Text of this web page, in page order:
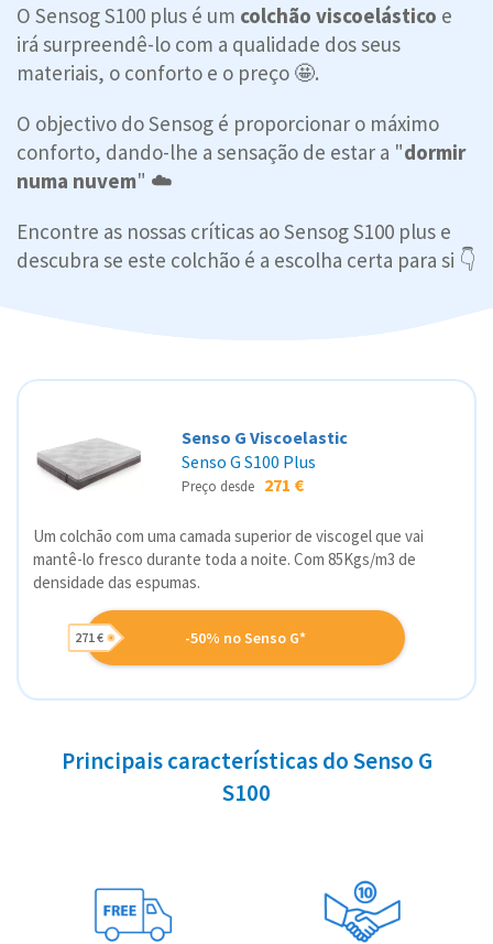
O Sensog S100 plus é um colchão viscoelástico e
irá surpreendê-lo com a qualidade dos seus
materiais, o conforto e o preço 🤩.
O objectivo do Sensog é proporcionar o máximo
conforto, dando-lhe a sensação de estar a "dormir
numa nuvem" ☁️
Encontre as nossas críticas ao Sensog S100 plus e
descubra se este colchão é a escolha certa para si 👇
Senso G Viscoelastic
Senso G S100 Plus
Preço desde 271 €
Um colchão com uma camada superior de viscogel que vai
mantê-lo fresco durante toda a noite. Com 85Kgs/m3 de
densidade das espumas.
-50% no Senso G*
271 €
Principais características do Senso G
S100